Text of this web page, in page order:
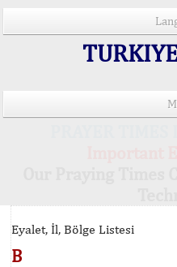
Eyalet, İl, Bölge Listesi
B